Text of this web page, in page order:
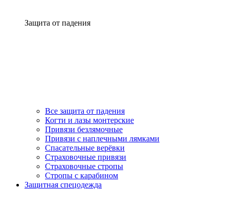
Защита от падения
Все защита от падения
Когти и лазы монтерские
Привязи безлямочные
Привязи с наплечными лямками
Спасательные верёвки
Страховочные привязи
Страховочные стропы
Стропы с карабином
Защитная спецодежда